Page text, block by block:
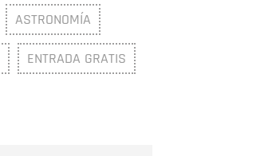
ASTRONOMÍA
ENTRADA GRATIS